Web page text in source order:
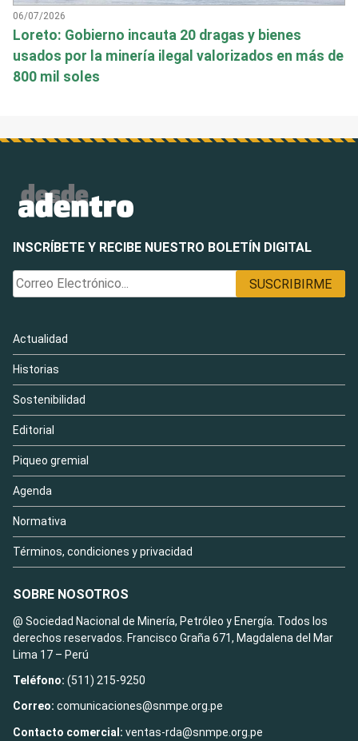
06/07/2026
Loreto: Gobierno incauta 20 dragas y bienes
usados por la minería ilegal valorizados en más de
800 mil soles
INSCRÍBETE Y RECIBE NUESTRO BOLETÍN DIGITAL
Actualidad
Historias
Sostenibilidad
Editorial
Piqueo gremial
Agenda
Normativa
Términos, condiciones y privacidad
SOBRE NOSOTROS
@ Sociedad Nacional de Minería, Petróleo y Energía. Todos los
derechos reservados. Francisco Graña 671, Magdalena del Mar
Lima 17 – Perú
Teléfono: (511) 215-9250
Correo: comunicaciones@snmpe.org.pe
Contacto comercial: ventas-rda@snmpe.org.pe